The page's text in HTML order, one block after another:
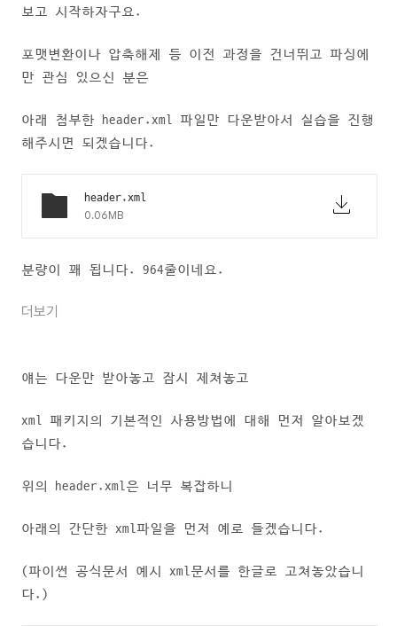
보고 시작하자구요.
포맷변환이나 압축해제 등 이전 과정을 건너뛰고 파싱에
만 관심 있으신 분은
아래 첨부한 header.xml 파일만 다운받아서 실습을 진행
해주시면 되겠습니다.
header.xml
0.06MB
분량이 꽤 됩니다. 964줄이네요.
더보기
얘는 다운만 받아놓고 잠시 제쳐놓고
xml 패키지의 기본적인 사용방법에 대해 먼저 알아보겠
습니다.
위의 header.xml은 너무 복잡하니
아래의 간단한 xml파일을 먼저 예로 들겠습니다.
(파이썬 공식문서 예시 xml문서를 한글로 고쳐놓았습니
다.)